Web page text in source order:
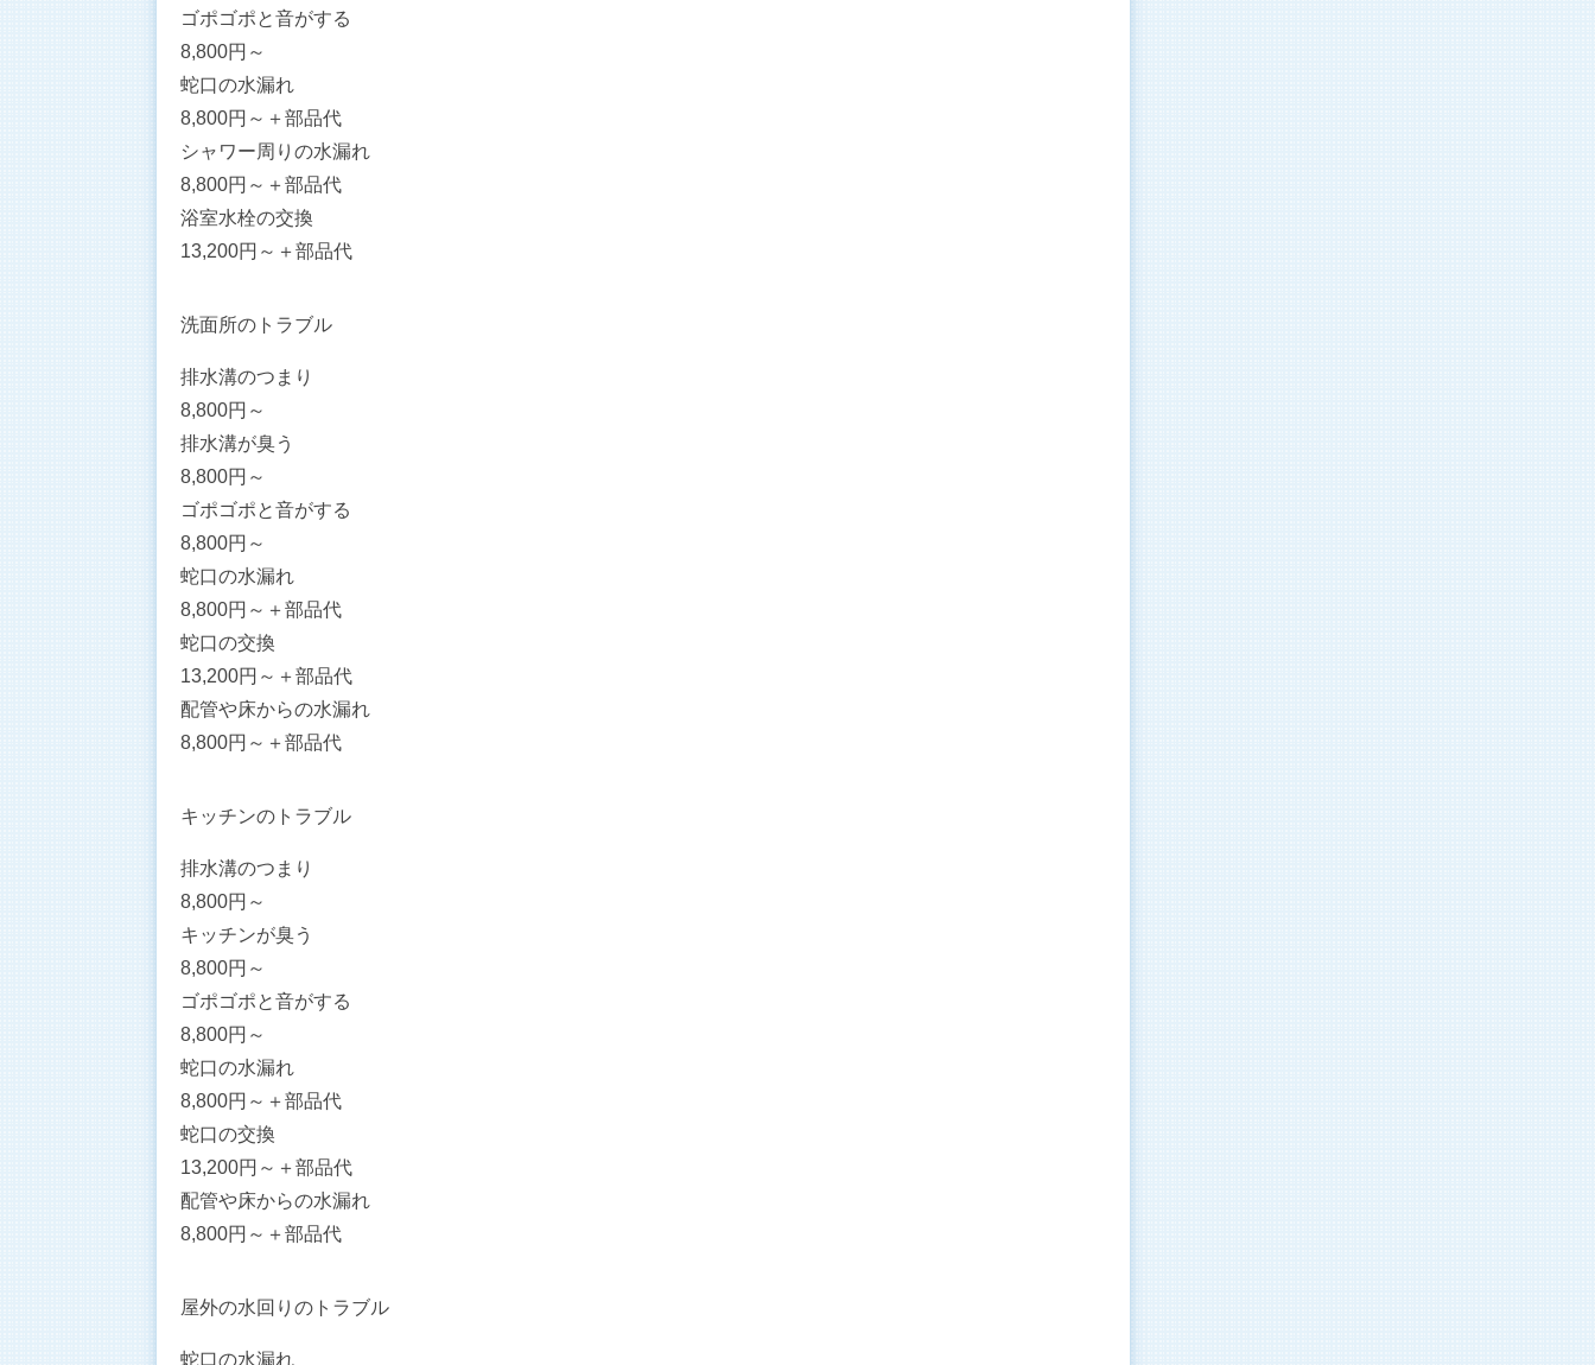
ゴポゴポと音がする
8,800円～
蛇口の水漏れ
8,800円～ ＋部品代
シャワー周りの水漏れ
8,800円～ ＋部品代
浴室水栓の交換
13,200円～ ＋部品代
洗面所のトラブル
排水溝のつまり
8,800円～
排水溝が臭う
8,800円～
ゴポゴポと音がする
8,800円～
蛇口の水漏れ
8,800円～ ＋部品代
蛇口の交換
13,200円～ ＋部品代
配管や床からの水漏れ
8,800円～ ＋部品代
キッチンのトラブル
排水溝のつまり
8,800円～
キッチンが臭う
8,800円～
ゴポゴポと音がする
8,800円～
蛇口の水漏れ
8,800円～ ＋部品代
蛇口の交換
13,200円～ ＋部品代
配管や床からの水漏れ
8,800円～ ＋部品代
屋外の水回りのトラブル
蛇口の水漏れ